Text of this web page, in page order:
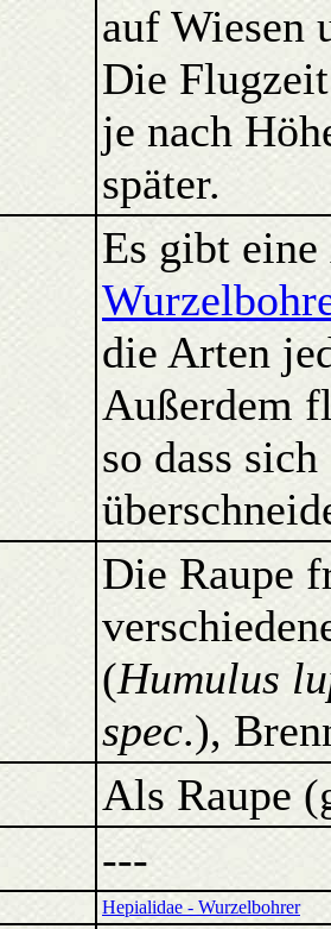
auf Wiesen
Die
je nach
später.
Es gibt
die Arten
Außerdem
so dass
Die Raupe
(Humulus
spec.),
Als Raupe
---
Hepialidae - Wurzelbohrer